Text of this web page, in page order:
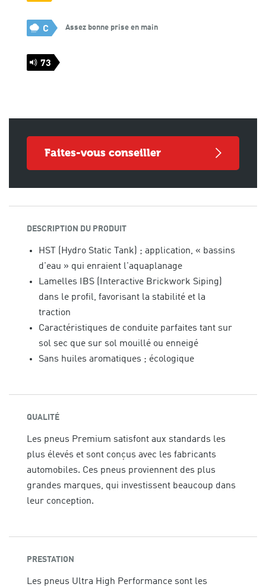
C Assez bonne prise en main
73
faites-vous conseiller
DESCRIPTION DU PRODUIT
HST (Hydro Static Tank) ; application, « bassins
d'eau » qui enraient l'aquaplanage
Lamelles IBS (Interactive Brickwork Siping)
dans le profil, favorisant la stabilité et la
traction
Caractéristiques de conduite parfaites tant sur
sol sec que sur sol mouillé ou enneigé
Sans huiles aromatiques ; écologique
QUALITÉ
Les pneus Premium satisfont aux standards les
plus élevés et sont conçus avec les fabricants
automobiles. Ces pneus proviennent des plus
grandes marques, qui investissent beaucoup dans
leur conception.
PRESTATION
Les pneus Ultra High Performance sont les